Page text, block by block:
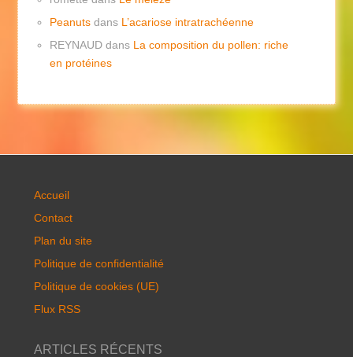
Peanuts dans L’acariose intratrachéenne
REYNAUD dans La composition du pollen: riche
en protéines
Accueil
Contact
Plan du site
Politique de confidentialité
Politique de cookies (UE)
Flux RSS
ARTICLES RÉCENTS